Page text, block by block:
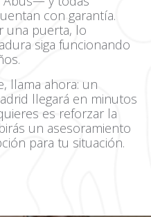
con garantía.
una puerta, lo
siga funcionando
llama ahora: un
llegará en minutos
es reforzar la
un asesoramiento
para tu situación.